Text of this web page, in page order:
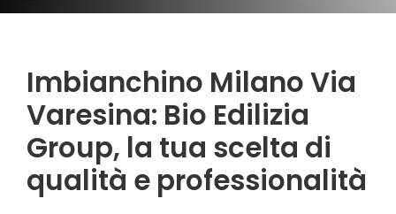
Imbianchino Milano Via
Varesina: Bio Edilizia
Group, la tua scelta di
qualità e professionalità